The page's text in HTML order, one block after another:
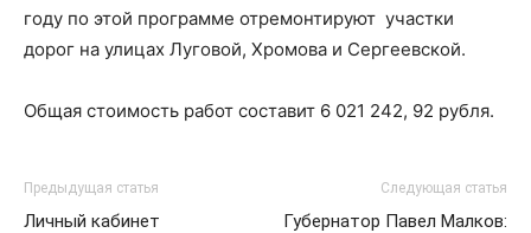
году по этой программе отремонтируют участки
дорог на улицах Луговой, Хромова и Сергеевской.
Общая стоимость работ составит 6 021 242, 92 рубля.
Предыдущая статья
Личный кабинет
Следующая статья
Губернатор Павел Малков: